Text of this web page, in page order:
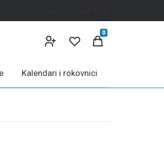
0
Kalendari i rokovnici